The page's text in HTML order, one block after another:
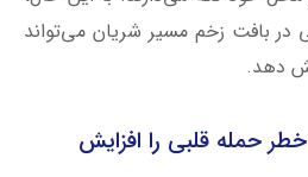
و کوچک هستند که برای باز نگه
(روش مداخله‌ای ماورای
شبکه استنت هستند که با گذر